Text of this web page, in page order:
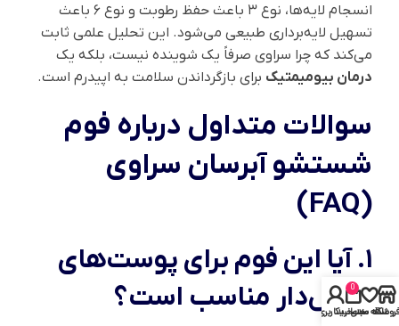
انسجام لایه‌ها، نوع ۳ باعث حفظ رطوبت و نوع ۶ باعث
تسهیل لایه‌برداری طبیعی می‌شود. این تحلیل علمی ثابت
می‌کند که چرا سراوی صرفاً یک شوینده نیست، بلکه یک
درمان بیومیمتیک برای بازگرداندن سلامت به اپیدرم است.
سوالات متداول درباره فوم
شستشو آبرسان سراوی
(FAQ)
۱. آیا این فوم برای پوست‌های
جوش‌دار مناسب است؟فروشگاه
علاقه مندی
0
سبد خرید
حساب کاربری من